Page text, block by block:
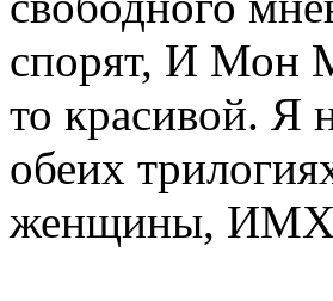
спорят, И Мон
то красивой. Я
обеих
женщины,